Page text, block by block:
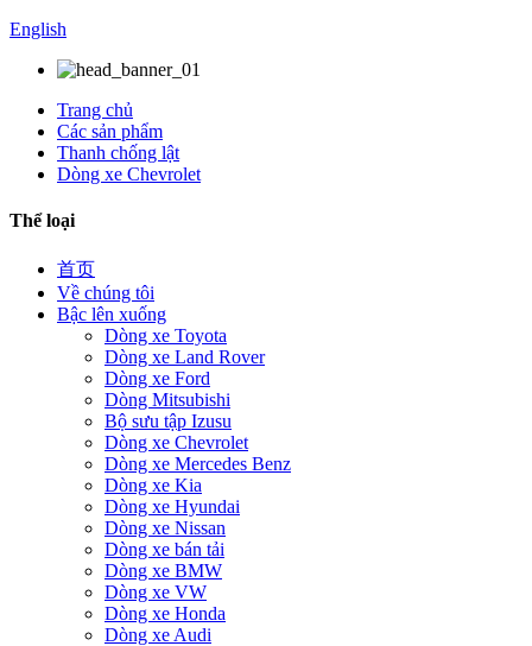
English
Trang chủ
Các sản phẩm
Thanh chống lật
Dòng xe Chevrolet
Thể loại
首页
Về chúng tôi
Bậc lên xuống
Dòng xe Toyota
Dòng xe Land Rover
Dòng xe Ford
Dòng Mitsubishi
Bộ sưu tập Izusu
Dòng xe Chevrolet
Dòng xe Mercedes Benz
Dòng xe Kia
Dòng xe Hyundai
Dòng xe Nissan
Dòng xe bán tải
Dòng xe BMW
Dòng xe VW
Dòng xe Honda
Dòng xe Audi